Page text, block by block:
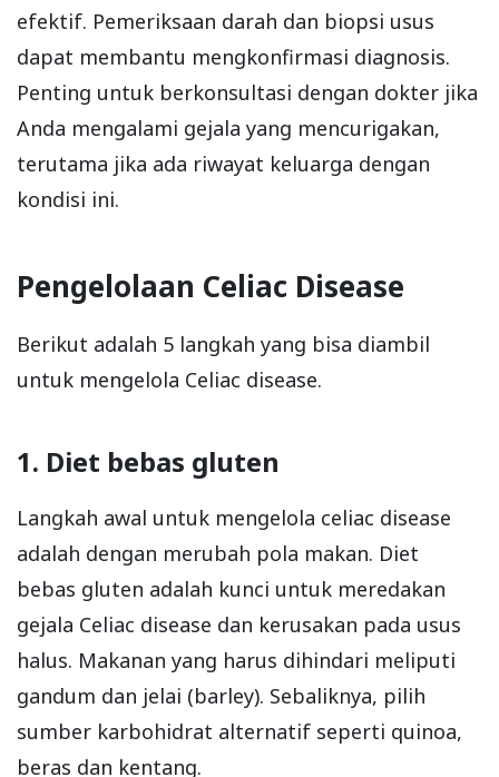
efektif. Pemeriksaan darah dan biopsi usus
dapat membantu mengkonfirmasi diagnosis.
Penting untuk berkonsultasi dengan dokter jika
Anda mengalami gejala yang mencurigakan,
terutama jika ada riwayat keluarga dengan
kondisi ini.
Pengelolaan Celiac Disease
Berikut adalah 5 langkah yang bisa diambil
untuk mengelola Celiac disease.
1. Diet bebas gluten
Langkah awal untuk mengelola celiac disease
adalah dengan merubah pola makan. Diet
bebas gluten adalah kunci untuk meredakan
gejala Celiac disease dan kerusakan pada usus
halus. Makanan yang harus dihindari meliputi
gandum dan jelai (barley). Sebaliknya, pilih
sumber karbohidrat alternatif seperti quinoa,
beras dan kentang.